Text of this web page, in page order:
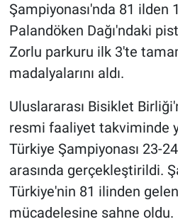
Şampiyonası'nda 81 ilden
Palandöken Dağı'ndaki
Zorlu parkuru ilk 3'te
madalyalarını aldı.
Uluslararası Bisiklet
resmi faaliyet takviminde
Türkiye Şampiyonası 23-
arasında gerçekleştirildi.
Türkiye'nin 81 ilinden
mücadelesine sahne oldu.